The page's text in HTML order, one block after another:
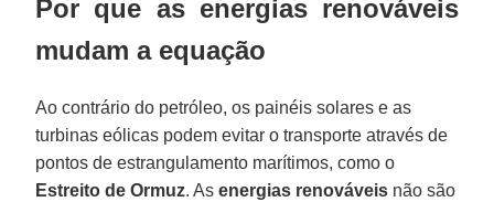
Por que as energias renováveis
mudam a equação
Ao contrário do petróleo, os painéis solares e as
turbinas eólicas podem evitar o transporte através de
pontos de estrangulamento marítimos, como o
Estreito de Ormuz. Asenergias renováveis não são